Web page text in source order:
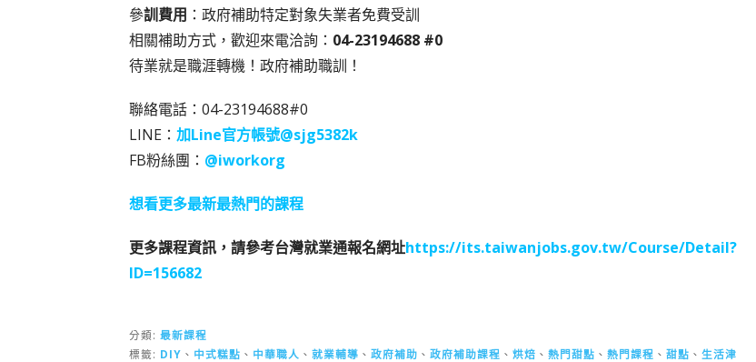
參訓費用 ：政府補助特定對象失業者免費受訓
相關補助方式，歡迎來電洽詢： 04-23194688 #0
待業就是職涯轉機！政府補助職訓！
聯絡電話：04-23194688#0
LINE： 加Line官方帳號@sjg5382k
FB粉絲團： @iworkorg
想看更多最新最熱門的課程
更多課程資訊，請參考台灣就業通報名網址https://its.taiwanjobs.gov.tw/Course/Detail?
ID=156682
分類: 最新課程
標籤: DIY 、 中式糕點 、 中華職人 、 就業輔導 、 政府補助 、 政府補助課程 、 烘焙 、 熱門甜點 、 熱門課程 、 甜點 、 生活津